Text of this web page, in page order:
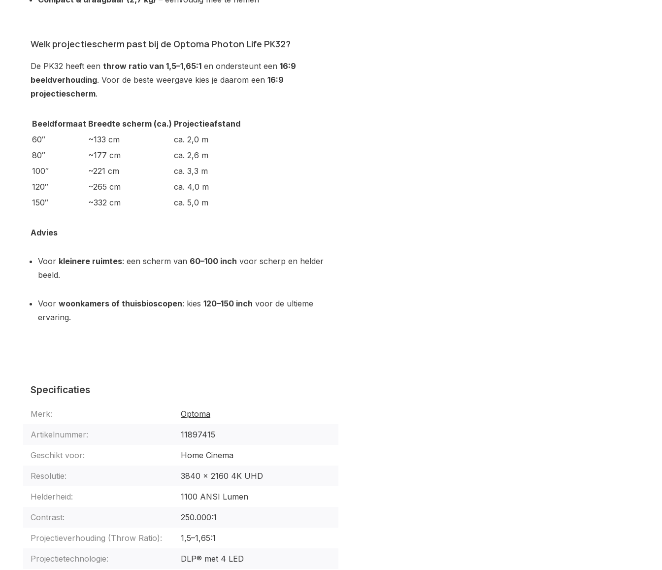
Welk projectiescherm past bij de Optoma Photon Life PK32?
De PK32 heeft een throw ratio van 1,5–1,65:1 en ondersteunt een 16:9
beeldverhouding. Voor de beste weergave kies je daarom een 16:9
projectiescherm.
Beeldformaat Breedte scherm (ca.) Projectieafstand
60″
~133 cm
ca. 2,0 m
80″
~177 cm
ca. 2,6 m
100″
~221 cm
ca. 3,3 m
120″
~265 cm
ca. 4,0 m
150″
~332 cm ca. 5,0 m
Advies
Voor kleinere ruimtes: een scherm van 60–100 inch voor scherp en helder
beeld.
Voor woonkamers of thuisbioscopen: kies 120–150 inch voor de ultieme
ervaring.
Specificaties
Merk: Optoma
Artikelnummer: 11897415
Geschikt voor: Home Cinema
Resolutie: 3840 x 2160 4K UHD
Helderheid: 1100 ANSI Lumen
Contrast: 250.000:1
Projectieverhouding (Throw Ratio): 1,5–1,65:1
Projectietechnologie: DLP® met 4 LED